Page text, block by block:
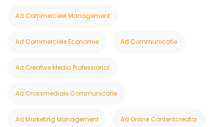
Ad Commercieel Management
Ad Commerciele Economie Ad Communicatie
Ad Creative Media Professional
Ad Crossmediale Communicatie
Ad Marketing Management Ad Online Contentcreator